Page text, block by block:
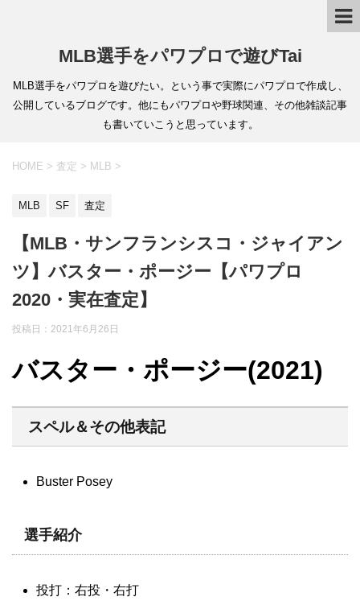
MLB選手をパワプロで遊びTai
MLB選手をパワプロを遊びたい。という事で実際にパワプロで作成し、
公開しているブログです。他にもパワプロや野球関連、その他雑談記事
も書いていこうと思っています。
HOME > 査定 > MLB >
MLB SF 査定
【MLB・サンフランシスコ・ジャイアン
ツ】バスター・ポージー【パワプロ
2020・実在査定】
投稿日： 2021年6月26日
バスター・ポージー(2021)
スペル＆その他表記
Buster Posey
選手紹介
投打：右投・右打